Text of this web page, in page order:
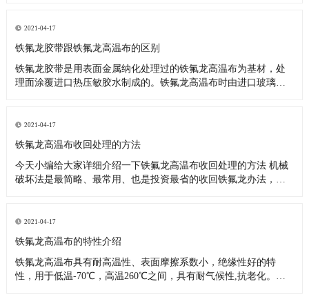
附，耐腐蚀和耐高温表面处理。它用于包装，热塑性塑料，复合
材料，密封和热封，电子
2021-04-17
铁氟龙胶带跟铁氟龙高温布的区别
铁氟龙胶带是用表面金属纳化处理过的铁氟龙高温布为基材，处
理面涂覆进口热压敏胶水制成的。铁氟龙高温布时由进口玻璃纤
性能是一样的，知识应用范围有区别而已。 铁氟龙胶带主要应
用： 1、各类高温
2021-04-17
铁氟龙高温布收回处理的方法
今天小编给大家详细介绍一下铁氟龙高温布收回处理的方法 机械
破坏法是最简略、最常用、也是投资最省的收回铁氟龙办法，机
经过机械破坏的办法收回运用。机械破坏的办法比较多。可以辐
照或冷冻之后破坏
2021-04-17
铁氟龙高温布的特性介绍
铁氟龙高温布具有耐高温性、表面摩擦系数小，绝缘性好的特
性，用于低温-70℃，高温260℃之间，具有耐气候性,抗老化。非